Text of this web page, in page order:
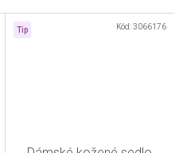
Tip Kód:3066176